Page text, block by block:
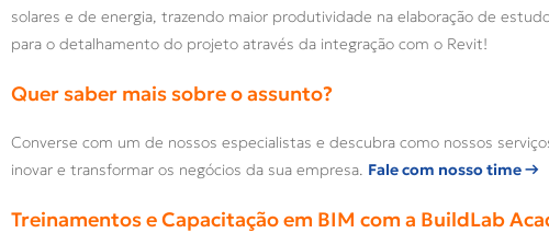
solares e de energia, trazendo maior produtividade na elaboração de
para o detalhamento do projeto através da integração com o Revit!
Quer saber mais sobre o assunto?
Converse com um de nossos especialistas e descubra como nossos
inovar e transformar os negócios da sua empresa. Fale com nosso time →
Treinamentos e Capacitação em BIM com a BuildLab